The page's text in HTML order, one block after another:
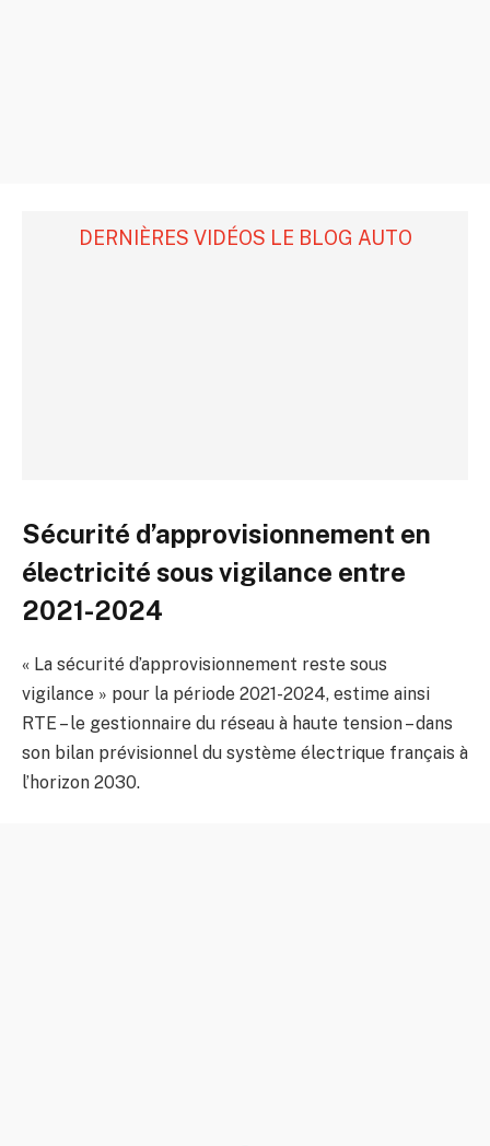
DERNIÈRES VIDÉOS LE BLOG AUTO
Sécurité d’approvisionnement en
électricité sous vigilance entre
2021-2024
« La sécurité d’approvisionnement reste sous
vigilance » pour la période 2021-2024, estime ainsi
RTE – le gestionnaire du réseau à haute tension – dans
son bilan prévisionnel du système électrique français à
l’horizon 2030.